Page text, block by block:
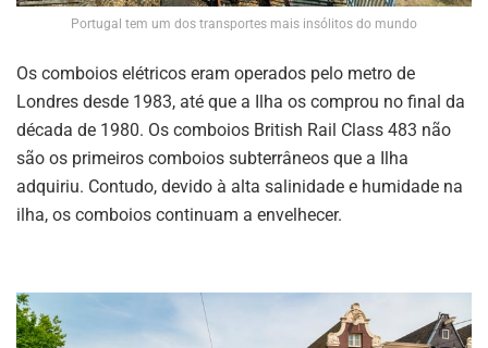
Portugal tem um dos transportes mais insólitos do mundo
Os comboios elétricos eram operados pelo metro de
Londres desde 1983, até que a Ilha os comprou no final da
década de 1980. Os comboios British Rail Class 483 não
são os primeiros comboios subterrâneos que a Ilha
adquiriu. Contudo, devido à alta salinidade e humidade na
ilha, os comboios continuam a envelhecer.